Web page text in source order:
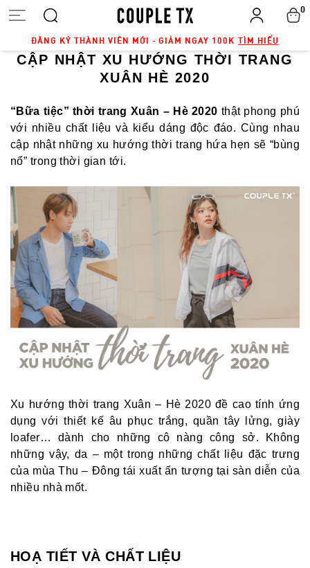
ĐĂNG KÝ THÀNH VIÊN MỚI - GIẢM NGAY 100K TÌM HIỂU
0
CẬP NHẬT XU HƯỚNG THỜI TRANG
XUÂN HÈ 2020
“Bữa tiệc” thời trang Xuân – Hè 2020 thật phong phú
với nhiều chất liệu và kiểu dáng độc đáo. Cùng nhau
cập nhật những xu hướng thời trang hứa hẹn sẽ “bùng
nổ” trong thời gian tới.
Xu hướng thời trang Xuân – Hè 2020 đề cao tính ứng
dụng với thiết kế âu phục trắng, quần tây lửng, giày
loafer… dành cho những cô nàng công sở. Không
những vậy, da – một trong những chất liệu đặc trưng
của mùa Thu – Đông tái xuất ấn tượng tại sàn diễn của
nhiều nhà mốt.
HOẠ TIẾT VÀ CHẤT LIỆU